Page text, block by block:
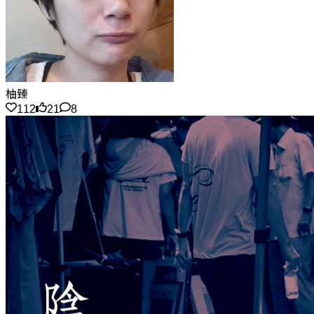
柚臻
112
21 8